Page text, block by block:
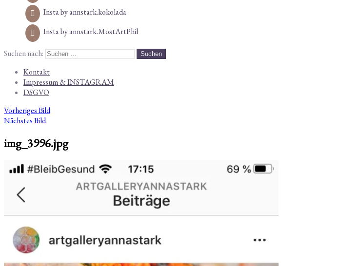
Insta by annstark.kokolada
Insta by annstark.MostArtPhil
Suchen nach:
Kontakt
Impressum & INSTAGRAM
DSGVO
Vorheriges Bild
Nächstes Bild
img_3996.jpg